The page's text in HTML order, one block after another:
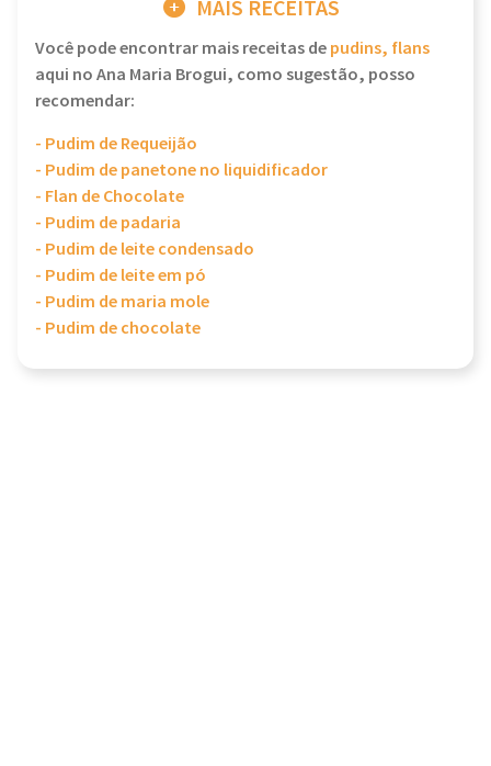
MAIS RECEITAS
Você pode encontrar mais receitas depudins, flans
aqui no Ana Maria Brogui, como sugestão, posso
recomendar:
- Pudim de Requeijão
- Pudim de panetone no liquidificador
- Flan de Chocolate
- Pudim de padaria
- Pudim de leite condensado
- Pudim de leite em pó
- Pudim de maria mole
- Pudim de chocolate